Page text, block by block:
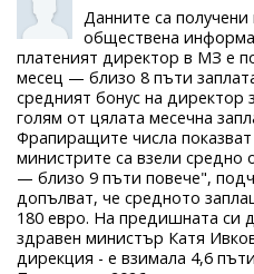
Данните са
обществена
платеният директор в МЗ е
месец — близо 8 пъти
средният бонус на директор
голям от цялата месечна
Фрапиращите числа
министрите са взели средно
— близо 9 пъти повече",
допълват, че средното
180 евро. На предишната си
здравен министър Катя
дирекция - е взимала 4,6